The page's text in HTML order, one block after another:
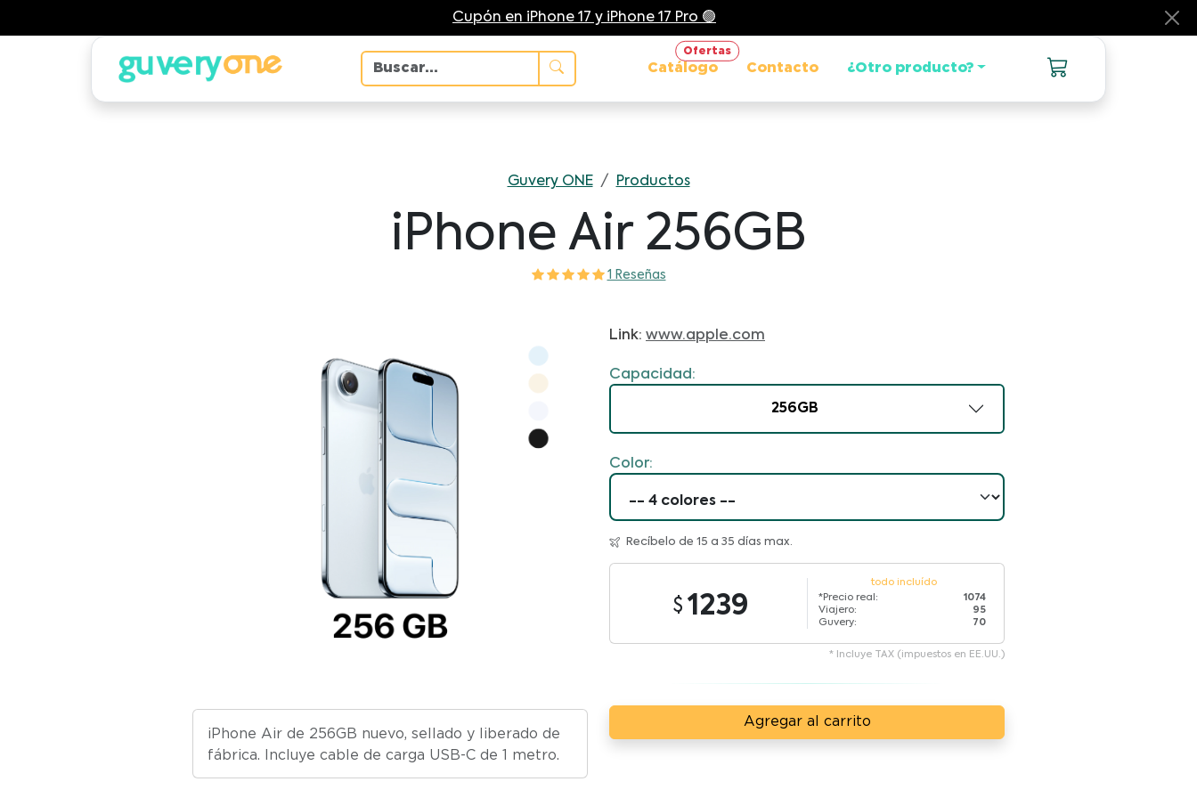
Cupón en iPhone 17 y iPhone 17 Pro 🟢
Catálogo
Ofertas
Contacto ¿Otro producto?
Guvery ONE/ Productos
iPhone Air 256GB
1 Reseñas
iPhone Air de 256GB nuevo, sellado y liberado de
fábrica. Incluye cable de carga USB-C de 1 metro.
Link: www.apple.com
Capacidad:
256GB
Color:
Recíbelo de 15 a 35 días max.
1239
todo incluído
*Precio real:
Viajero:
Guvery:
1074
95
70
* Incluye TAX (impuestos en EE.UU.)
Agregar al carrito